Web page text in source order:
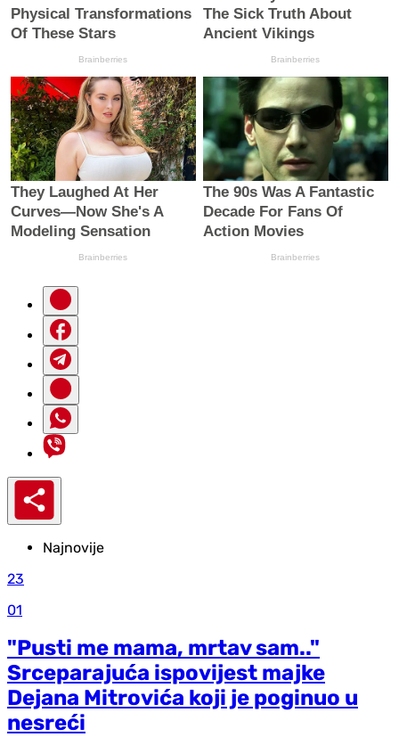
Najnovije
23
01
"Pusti me mama, mrtav sam.."
Srceparajuća ispovijest majke
Dejana Mitrovića koji je poginuo u
nesreći